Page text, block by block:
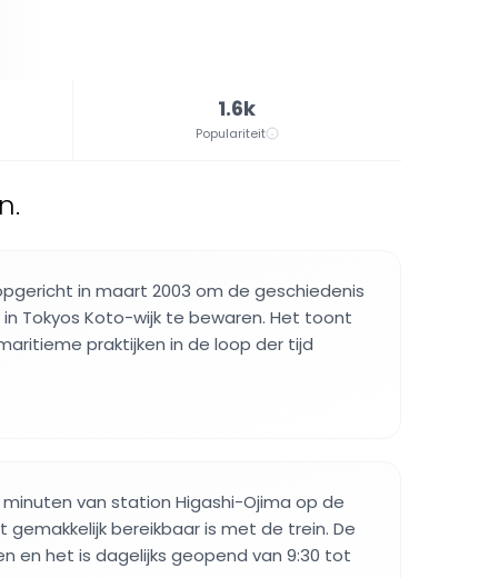
1.6k
Populariteit
in maart 2003 om de geschiedenis
Tokyos Koto-wijk te bewaren. Het toont
praktijken in de loop der tijd
van station Higashi-Ojima op de
gemakkelijk bereikbaar is met de trein. De
en het is dagelijks geopend van 9:30 tot